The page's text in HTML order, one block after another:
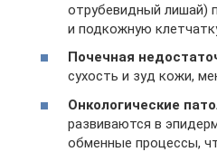
отрубевидный лишай)
и подкожную
Почечная
сухость и зуд кожи,
Онкологические
развиваются в
обменные процессы,